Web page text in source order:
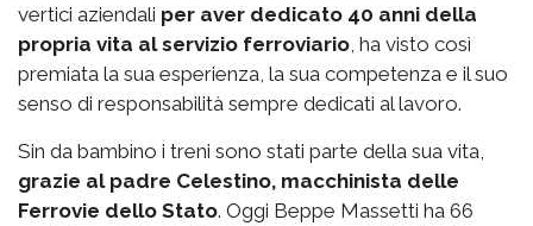
vertici aziendali per aver dedicato 40 anni della
propria vita al servizio ferroviario , ha visto così
premiata la sua esperienza, la sua competenza e il suo
senso di responsabilità sempre dedicati al lavoro.
Sin da bambino i treni sono stati parte della sua vita,
grazie al padre Celestino, macchinista delle
Ferrovie dello Stato. Oggi Beppe Massetti ha 66